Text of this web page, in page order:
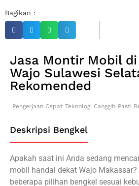
Bagikan :
Jasa Montir Mobil
Wajo Sulawesi
Rekomended
Pengerjaan Cepat Teknologi Canggih Pasti
Deskripsi Bengkel
Apakah saat ini Anda sedang
mobil handal dekat Wajo
beberapa pilihan bengkel sesuai